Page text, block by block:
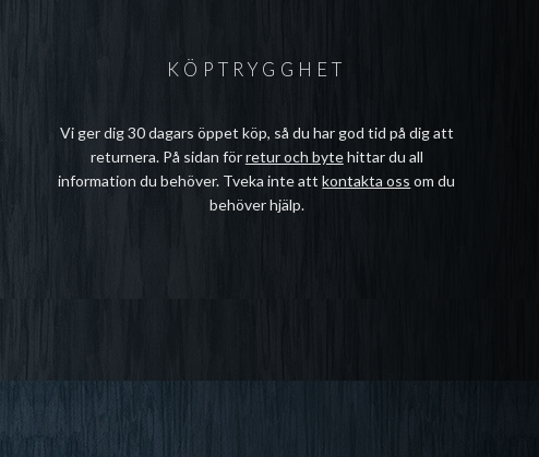
KÖPTRYGGHET
Vi ger dig 30 dagars öppet köp, så du har god tid på dig att
returnera. På sidan förretur och bytehittar du all
information du behöver. Tveka inte attkontakta oss om du
behöver hjälp.